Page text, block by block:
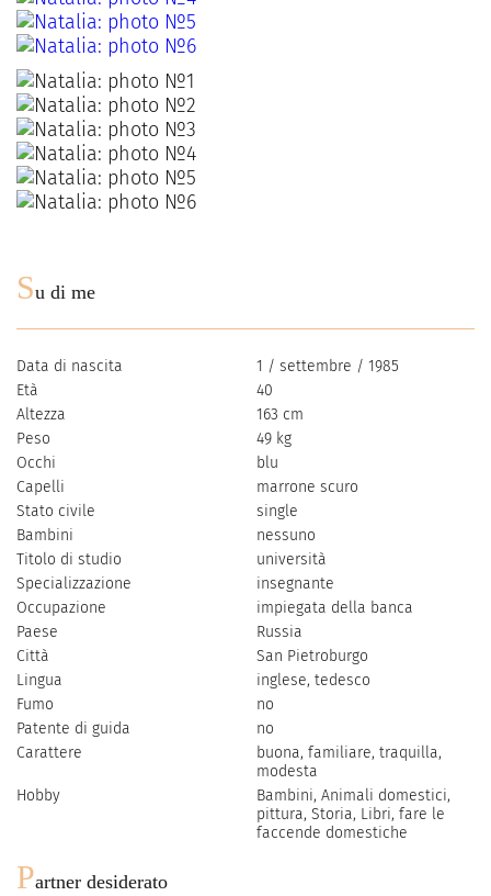
Su di me
Data di nascita
1 / settembre / 1985
Età
40
Altezza
163 cm
Peso
49 kg
Occhi
blu
Capelli
marrone scuro
Stato civile
single
Bambini
nessuno
Titolo di studio
università
Specializzazione
insegnante
Occupazione
impiegata della banca
Paese
Russia
Città
San Pietroburgo
Lingua
inglese, tedesco
Fumo
no
Patente di guida
no
Carattere
buona, familiare, traquilla,
modesta
Hobby
Bambini, Animali domestici,
pittura, Storia, Libri, fare le
faccende domestiche
Partner desiderato